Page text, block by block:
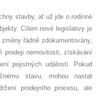
stavby, ať už jde o rodinné
Cílem nové legislativy je
řádně zdokumentovány,
prodeji nemovitosti, získávání
pojistných událostí. Pokud
stavu, mohou nastat
prodejního procesu, ale